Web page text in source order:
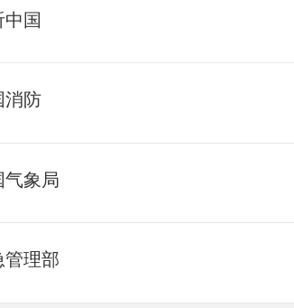
中国
消防
气象局
管理部